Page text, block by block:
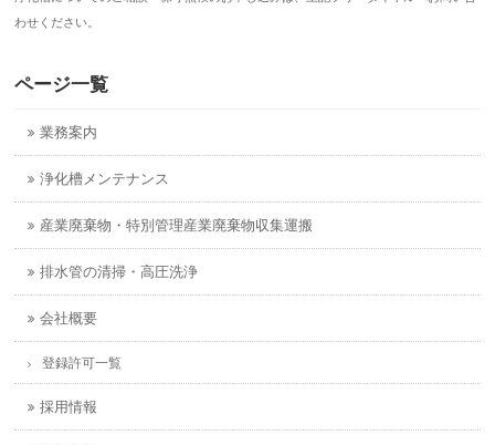
わせください。
ページ一覧
業務案内
浄化槽メンテナンス
産業廃棄物・特別管理産業廃棄物収集運搬
排水管の清掃・高圧洗浄
会社概要
登録許可一覧
採用情報